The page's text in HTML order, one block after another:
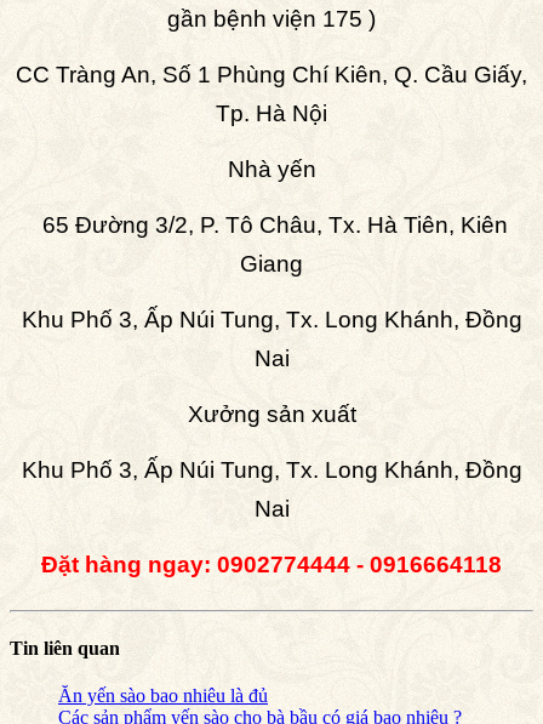
gần bệnh viện 175 )
CC Tràng An, Số 1 Phùng Chí Kiên, Q. Cầu Giấy,
Tp. Hà Nội
Nhà yến
65 Đường 3/2, P. Tô Châu, Tx. Hà Tiên, Kiên
Giang
Khu Phố 3, Ấp Núi Tung, Tx. Long Khánh, Đồng
Nai
Xưởng sản xuất
Khu Phố 3, Ấp Núi Tung, Tx. Long Khánh, Đồng
Nai
Đặt hàng ngay: 0902774444 - 0916664118
Tin liên quan
Ăn yến sào bao nhiêu là đủ
Các sản phẩm yến sào cho bà bầu có giá bao nhiêu ?